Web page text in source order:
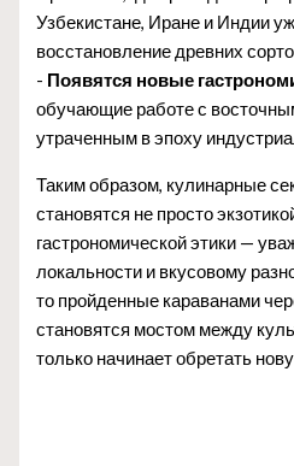
Узбекистане, Иране и Индии
восстановление древних
- Появятся новые
обучающие работе с
утраченным в эпоху
Таким образом, кулинарные
становятся не просто
гастрономической этики —
локальности и вкусовому
то пройденные караванами
становятся мостом между
только начинает обретать